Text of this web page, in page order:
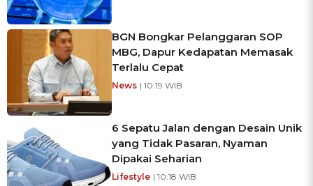
BGN Bongkar Pelanggaran SOP
MBG, Dapur Kedapatan Memasak
Terlalu Cepat
News | 10:19 WIB
6 Sepatu Jalan dengan Desain Unik
yang Tidak Pasaran, Nyaman
Dipakai Seharian
Lifestyle | 10:18 WIB